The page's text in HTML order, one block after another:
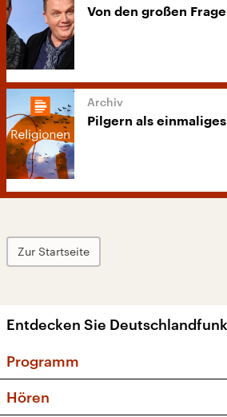
Von den großen
Pilgern als
Zur Startseite
Entdecken Sie
Programm
Hören